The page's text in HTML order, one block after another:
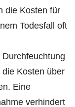
die Kosten für
Todesfall oft
Kosten über
Eine
verhindert